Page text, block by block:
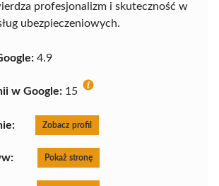
profesjonalizm i skuteczność w
ubezpieczeniowych.
4.9
w Google: 15
Zobacz profil
Pokaż stronę